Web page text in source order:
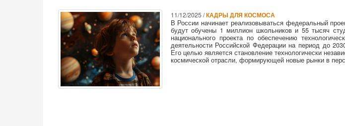
11/12/2025 / КАДРЫ ДЛЯ КОСМОСА
В России начинает реализовываться федеральный
будут обучены 1 миллион школьников и 55 тысяч
национального проекта по обеспечению
деятельности Российской Федерации на период до
Его целью является становление технологически
космической отрасли, формирующей новые рынки в